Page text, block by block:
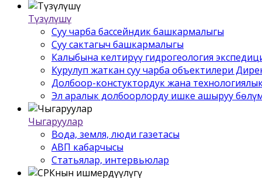
Түзүлүшү
Суу чарба бассейндик башкармалыгы
Суу сактагыч башкармалыгы
Калыбына келтирүү гидрогеология
Курулуп жаткан суу чарба объектилери
Долбоор-констуктордук жана
Эл аралык долбоорлорду ишке ашыруу
Чыгаруулар
Вода, земля, люди газетасы
АВП кабарчысы
Статьялар, интервьюлар